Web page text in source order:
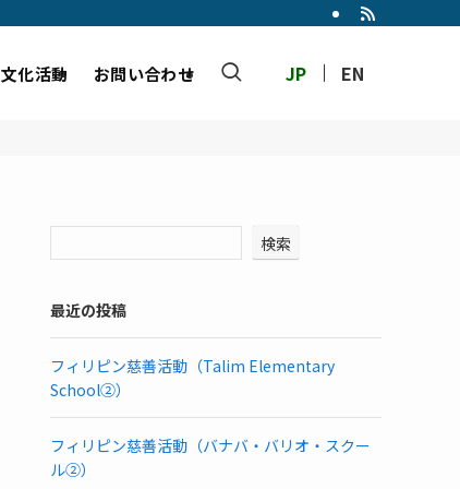
文化活動 お問い合わせ EN
JP
検索
最近の投稿
フィリピン慈善活動（Talim Elementary
School②）
フィリピン慈善活動（バナバ・バリオ・スクー
ル②）